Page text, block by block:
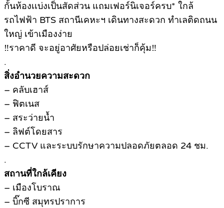
กั้นห้องเเบ่งเป็นสัดส่วน แถมเฟอร์นิเจอร์ครบ* ใกล้
รถไฟฟ้า BTS สถานีเคหะฯ เดินทางสะดวก ทำเลติดถนน
ใหญ่ เข้าเมืองง่าย
‼ราคาดี จะอยู่อาศัยหรือปล่อยเช่าก็คุ้ม‼
.
สิ่งอำนวยความสะดวก
– คลับเฮาส์
– ฟิตเนส
– สระว่ายน้ำ
– ลิฟต์โดยสาร
– CCTV และระบบรักษาความปลอดภัยตลอด 24 ชม.
.
สถานที่ใกล้เคียง
– เมืองโบราณ
– บิ๊กซี สมุทรปราการ